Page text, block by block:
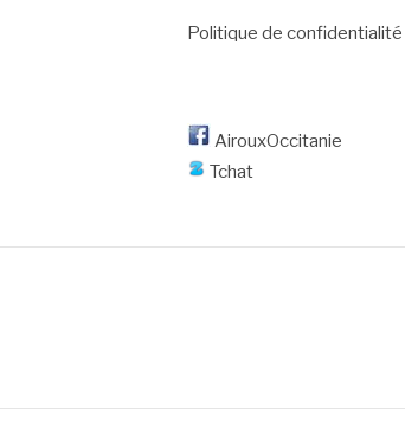
Politique de confidentialité
AirouxOccitanie
Tchat